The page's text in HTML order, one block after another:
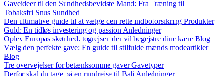
Gaveideer til den Sundhedsbevidste Mand: Fra Træning til
Tobaksfri Snus Sundhed
Den ultimative guide til at vælge den rette indboforsikring Produkter
Guld: En tidløs investering og passion Anledninger
Oplev Europas skønhed: togrejser, der vil begejstre dine kære Blog
Vælg den perfekte gave: En guide til stilfulde mænds modeartikler
Blog
Tre overvejelser for betænksomme gaver Gavetyper
Derfor skal du tage på en rundrejse til Bali Anledninger